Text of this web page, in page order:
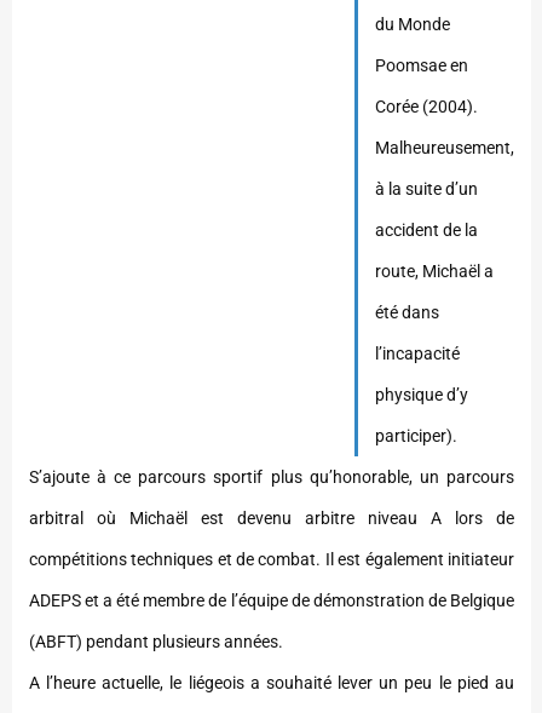
du Monde
Poomsae en
Corée (2004).
Malheureusement,
à la suite d’un
accident de la
route, Michaël a
été dans
l’incapacité
physique d’y
participer).
S’ajoute à ce parcours sportif plus qu’honorable, un parcours
arbitral où Michaël est devenu arbitre niveau A lors de
compétitions techniques et de combat. Il est également initiateur
ADEPS et a été membre de l’équipe de démonstration de Belgique
(ABFT) pendant plusieurs années.
A l’heure actuelle, le liégeois a souhaité lever un peu le pied au